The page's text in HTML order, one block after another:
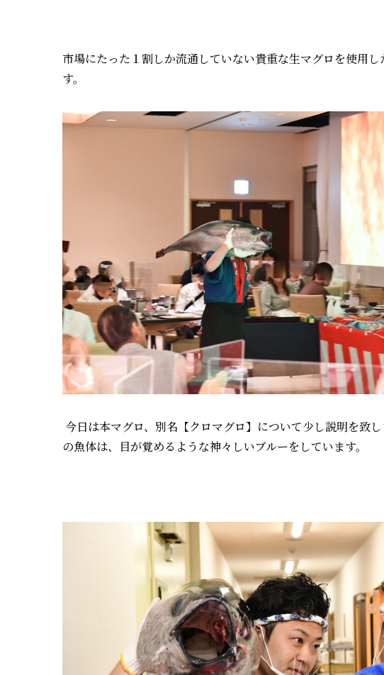
市場にたった１割しか流通していない貴重な生マグロを使用
す。
今日は本マグロ、別名【クロマグロ】について少し説明を致
の魚体は、目が覚めるような神々しいブルーをしています。